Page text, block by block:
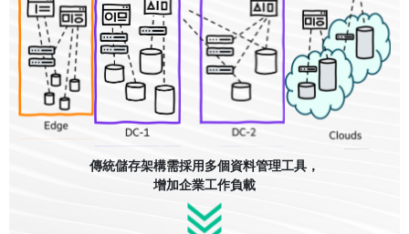
傳統儲存架構需採用多個資料管理工具，
增加企業工作負載